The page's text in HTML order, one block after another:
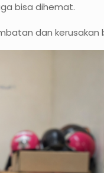
bisa dihemat.
dan kerusakan